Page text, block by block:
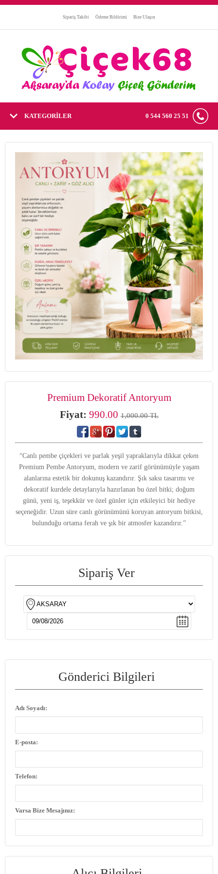
Sipariş Takibi Ödeme Bildirimi Bize Ulaşın
KATEGORİLER 0 544 560 25 51
Premium Dekoratif Antoryum
Fiyat: 990.001,000.00 TL
“Canlı pembe çiçekleri ve parlak yeşil yapraklarıyla dikkat çeken
Premium Pembe Antoryum, modern ve zarif görünümüyle yaşam
alanlarına estetik bir dokunuş kazandırır. Şık saksı tasarımı ve
dekoratif kurdele detaylarıyla hazırlanan bu özel bitki; doğum
günü, yeni iş, teşekkür ve özel günler için etkileyici bir hediye
seçeneğidir. Uzun süre canlı görünümünü koruyan antoryum bitkisi,
bulunduğu ortama ferah ve şık bir atmosfer kazandırır.”
Sipariş Ver
Gönderici Bilgileri
Adı Soyadı:
E-posta:
Telefon:
Varsa Bize Mesajınız: